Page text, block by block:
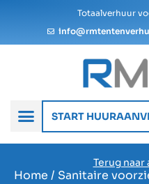
Totaalverhuur
START
Terug
Home / Sanitaire